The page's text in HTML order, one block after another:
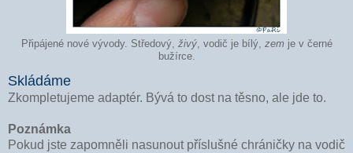
Připájené nové vývody. Středový, živý, vodič je bílý, zem je v černé
bužírce.
Skládáme
Zkompletujeme adaptér. Bývá to dost na těsno, ale jde to.
Poznámka
Pokud jste zapomněli nasunout příslušné chráničky na vodič